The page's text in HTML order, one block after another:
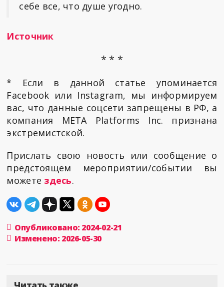
себе все, что душе угодно.
Источник
* * *
* Если в данной статье упоминается
Facebook или Instagram, мы информируем
вас, что данные соцсети запрещены в РФ, а
компания META Platforms Inc. признана
экстремистской.
Прислать свою новость или сообщение о
предстоящем мероприятии/событии вы
можете здесь.
Опубликовано: 2024-02-21
Изменено: 2026-05-30